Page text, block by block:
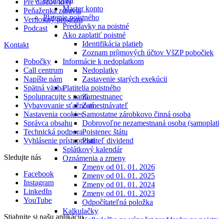
Master konto
Platenie poistného
Preddavky na poistné
Ako zaplatiť poistné
Identifikácia platieb
Zoznam príjmových účtov VšZP pobočiek
Informácie k nedoplatkom
Nedoplatky
Zastavenie starých exekúcii
Platitelia poistného
Zamestnanec
Zamestnávateľ
Samostatne zárobkovo činná osoba
Dobrovoľne nezamestnaná osoba
Poistenec štátu
Platiteľ dividend
Splátkový kalendár
Oznámenia a zmeny
Zmeny od 01. 01. 2026
Zmeny od 01. 01. 2025
Zmeny od 01. 01. 2024
Zmeny od 01. 01. 2023
Odpočítateľná položka
Kalkulačky
Peňaženka zdravia
Vernostný program
Podcast
Kontakt
Pobočky
Call centrum
Napíšte nám
Spätná väzba
Spolupracujte s nami
Vybavovanie sťažností
Nastavenia cookies
Správca obsahu
Technická podpora
Vyhlásenie prístupnosti
Sledujte nás
Facebook
Instagram
LinkedIn
YouTube
Stiahnite si našu aplikáciu